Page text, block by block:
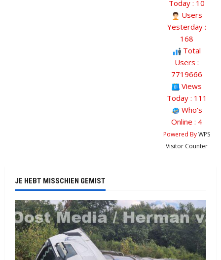
Today : 10
Users
Yesterday :
168
Total
Users :
7719666
Views
Today : 111
Who's
Online : 4
Powered ByWPS
Visitor Counter
JE HEBT MISSCHIEN GEMIST